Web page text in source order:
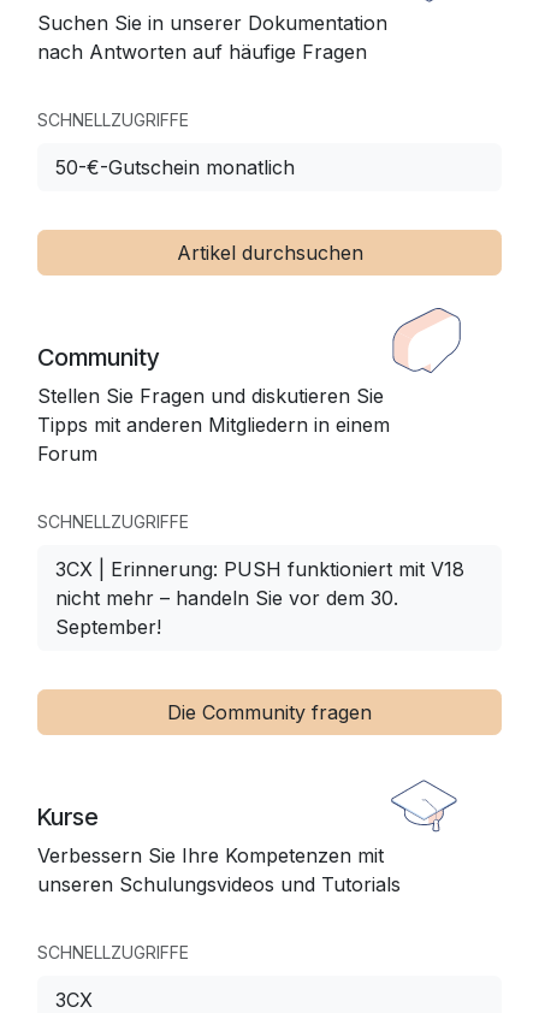
Suchen Sie in unserer Dokumentation
nach Antworten auf häufige Fragen
SCHNELLZUGRIFFE
50-€-Gutschein monatlich
Artikel durchsuchen
Community
Stellen Sie Fragen und diskutieren Sie
Tipps mit anderen Mitgliedern in einem
Forum
SCHNELLZUGRIFFE
3CX | Erinnerung: PUSH funktioniert mit V18
nicht mehr – handeln Sie vor dem 30.
September!
Die Community fragen
Kurse
Verbessern Sie Ihre Kompetenzen mit
unseren Schulungsvideos und Tutorials
SCHNELLZUGRIFFE
3CX